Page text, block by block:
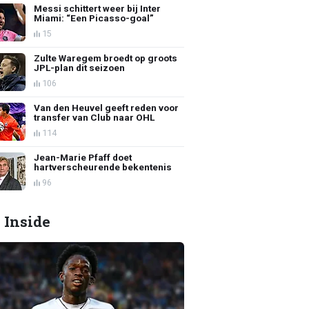
Messi schittert weer bij Inter
Miami: “Een Picasso-goal”
15
Zulte Waregem broedt op groots
JPL-plan dit seizoen
106
Van den Heuvel geeft reden voor
transfer van Club naar OHL
114
Jean-Marie Pfaff doet
hartverscheurende bekentenis
96
Inside